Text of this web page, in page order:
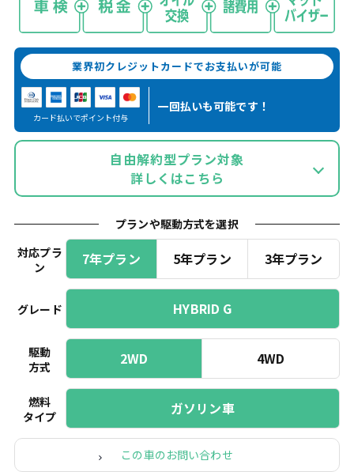
業界初クレジットカードでお支払いが可能
カード払いでポイント付与
一回払いも可能です！
自由解約型プラン対象
詳しくはこちら
プランや駆動方式を選択
対応プラ
ン
7年プラン 5年プラン 3年プラン
グレード HYBRID G
駆動
方式
2WD 4WD
燃料
タイプ
ガソリン車
この車のお問い合わせ